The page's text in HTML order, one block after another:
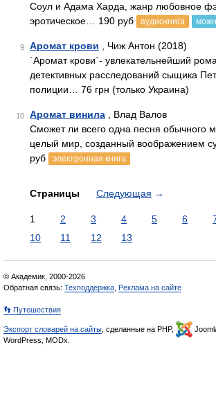
Соул и Адама Харда, жанр любовное
эротическое… 190 руб
аудиокнига
9 Аромат крови , Чиж Антон (2018)
`Аромат крови`- увлекательнейший
детективных расследований сыщика
полиции… 76 грн (только Украина)
10 Аромат винила , Влад Валов
Сможет ли всего одна песня обычного
целый мир, созданный воображением
руб
электронная книга
Страницы Следующая →
1 2 3 4 5 6
10
11 12 13
© Академик, 2000-2026
Обратная связь: Техподдержка Реклама на сайте
👣 Путешествия
Экспорт словарей на сайты , сделанные на PHP,
WordPress, MODx.